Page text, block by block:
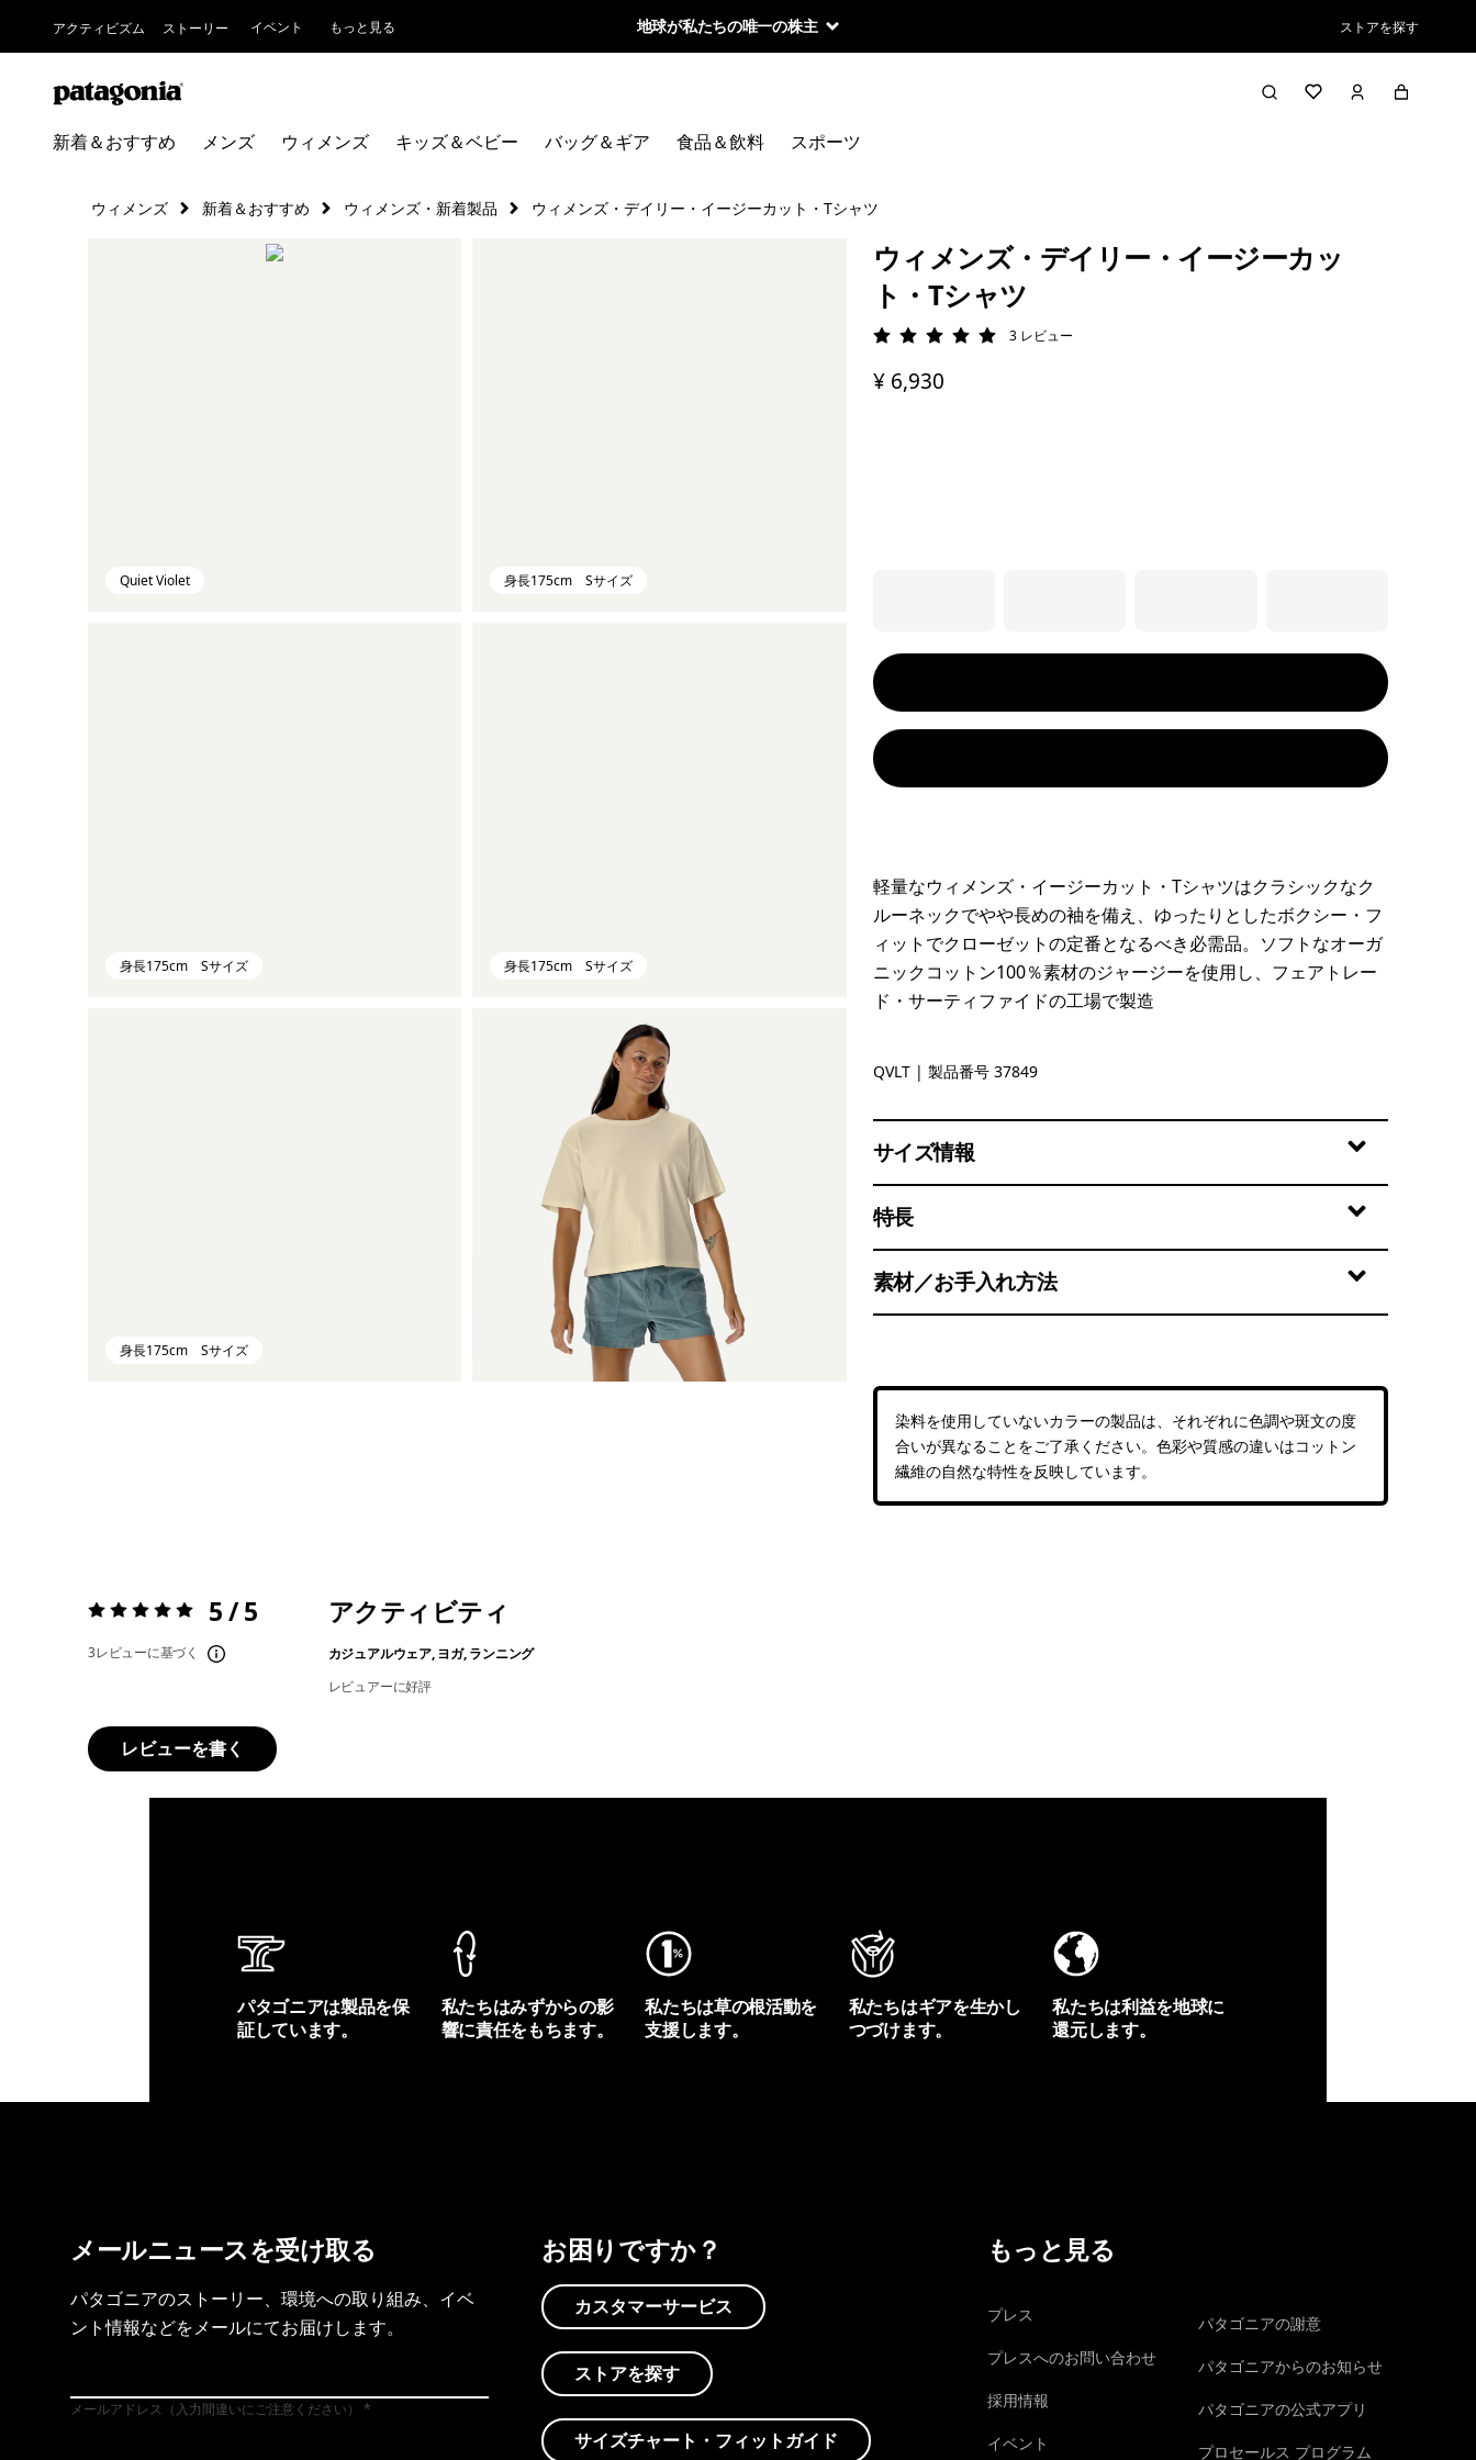
アクティビズム ストーリー イベント もっと見る 地球が私たちの唯一の株主 ストアを探す
新着＆おすすめ メンズ ウィメンズ キッズ＆ベビー バッグ＆ギア 食品＆飲料 スポーツ
ウィメンズ 新着＆おすすめ ウィメンズ・新着製品 ウィメンズ・デイリー・イージーカット・Tシャツ
Quiet Violet 身長175cm Sサイズ
身長175cm Sサイズ 身長175cm Sサイズ
身長175cm Sサイズ
ウィメンズ・デイリー・イージーカッ
ト・Tシャツ
評価: 5 / 5 3 レビュー
¥ 6,930
軽量なウィメンズ・イージーカット・Tシャツはクラシックなク
ルーネックでやや長めの袖を備え、ゆったりとしたボクシー・フ
ィットでクローゼットの定番となるべき必需品。ソフトなオーガ
ニックコットン100％素材のジャージーを使用し、フェアトレー
ド・サーティファイドの工場で製造
Quiet Violet
QVLT | 製品番号 37849
サイズ情報
特長
素材／お手入れ方法
染料を使用していないカラーの製品は、それぞれに色調や斑文の度
合いが異なることをご了承ください。色彩や質感の違いはコットン
繊維の自然な特性を反映しています。
評価:5 / 5 5 / 5
3レビューに基づく
アクティビティ
カジュアルウェア, ヨガ, ランニング
レビュアーに好評
レビューを書く
パタゴニアは製品を保
証しています。
私たちはみずからの影
響に責任をもちます。
私たちは草の根活動を
支援します。
私たちはギアを生かし
つづけます。
私たちは利益を地球に
還元します。
メールニュースを受け取る
パタゴニアのストーリー、環境への取り組み、イベ
ント情報などをメールにてお届けします。
メールアドレス（入力間違いにご注意ください）
お困りですか？
カスタマーサービス
ストアを探す
サイズチャート・フィットガイド
もっと見る
プレス
プレスへのお問い合わせ
採用情報
イベント
パタゴニアの謝意
パタゴニアからのお知らせ
パタゴニアの公式アプリ
プロセールス プログラム